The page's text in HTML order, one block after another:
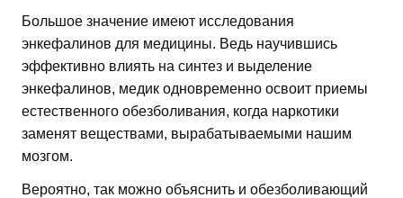
Большое значение имеют исследования
энкефалинов для медицины. Ведь научившись
эффективно влиять на синтез и выделение
энкефалинов, медик одновременно освоит приемы
естественного обезболивания, когда наркотики
заменят веществами, вырабатываемыми нашим
мозгом.
Вероятно, так можно объяснить и обезболивающий